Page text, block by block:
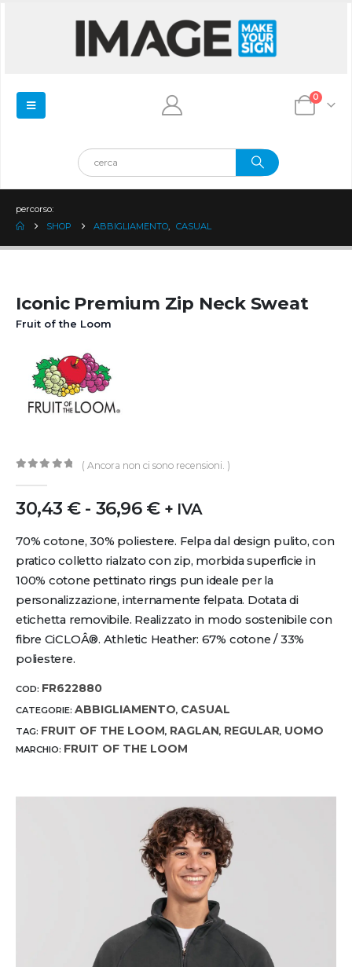
0
percorso:
SHOP
ABBIGLIAMENTO CASUAL
Iconic Premium Zip Neck Sweat
Fruit of the Loom
( Ancora non ci sono recensioni. )
30,43 € - 36,96 € + IVA
70% cotone, 30% poliestere. Felpa dal design pulito, con
pratico colletto rialzato con zip, morbida superficie in
100% cotone pettinato rings pun ideale per la
personalizzazione, internamente felpata. Dotata di
etichetta removibile. Realizzato in modo sostenibile con
fibre CiCLOÂ®. Athletic Heather: 67% cotone / 33%
poliestere.
COD: FR622880
CATEGORIE: ABBIGLIAMENTO, CASUAL
TAG: FRUIT OF THE LOOM, RAGLAN, REGULAR, UOMO
MARCHIO: FRUIT OF THE LOOM